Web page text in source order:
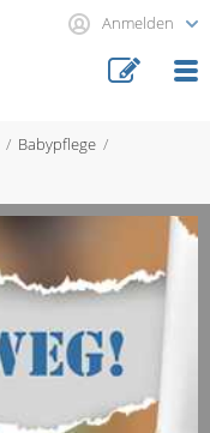
Anmelden
Babypflege